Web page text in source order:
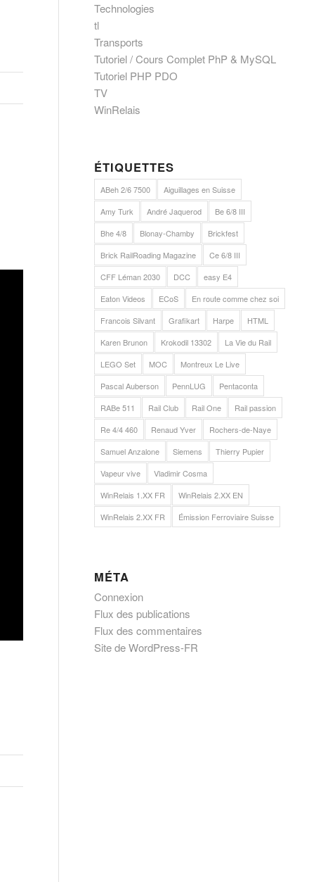
Technologies
tl
Transports
Tutoriel / Cours Complet PhP & MySQL
Tutoriel PHP PDO
TV
WinRelais
ÉTIQUETTES
ABeh 2/6 7500
Aiguillages en Suisse
Amy Turk
André Jaquerod
Be 6/8 III
Bhe 4/8
Blonay-Chamby
Brickfest
Brick RailRoading Magazine
Ce 6/8 III
CFF Léman 2030
DCC
easy E4
Eaton Videos
ECoS
En route comme chez soi
Francois Silvant
Grafikart Harpe
HTML
Karen Brunon
Krokodil 13302
La Vie du Rail
LEGO Set
MOC
Montreux Le Live
Pascal Auberson
PennLUG
Pentaconta
RABe 511
Rail Club Rail One
Rail passion
Re 4/4 460
Renaud Yver
Rochers-de-Naye
Samuel Anzalone
Siemens
Thierry Pupier
Vapeur vive
Vladimir Cosma
WinRelais 1.XX FR
WinRelais 2.XX EN
WinRelais 2.XX FR
Émission Ferroviaire Suisse
MÉTA
Connexion
Flux des publications
Flux des commentaires
Site de WordPress-FR